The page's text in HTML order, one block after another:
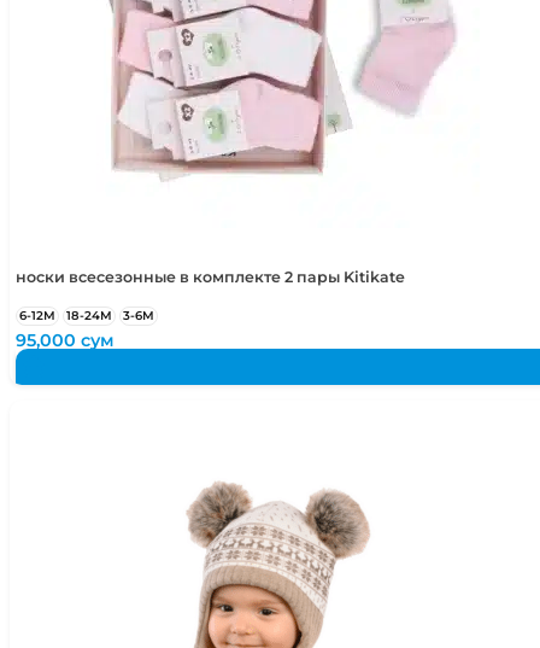
носки всесезонные в комплекте 2 пары Kitikate
6-12М 18-24М 3-6М
95,000сум